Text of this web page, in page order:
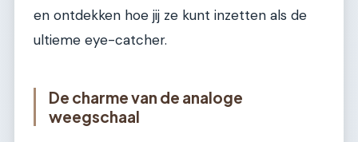
en ontdekken hoe jij ze kunt inzetten als de
ultieme eye-catcher.
De charme van de analoge
weegschaal